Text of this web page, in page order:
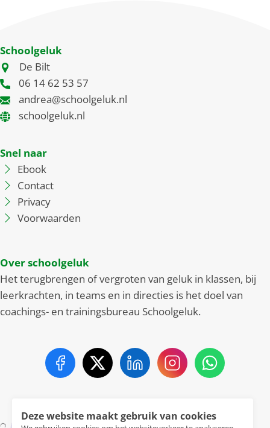
Schoolgeluk
De Bilt
06 14 62 53 57
andrea@schoolgeluk.nl
schoolgeluk.nl
Snel naar
Ebook
Contact
Privacy
Voorwaarden
Over schoolgeluk
Het terugbrengen of vergroten van geluk in klassen, bij
leerkrachten, in teams en in directies is het doel van
coachings- en trainingsbureau Schoolgeluk.
Deze website maakt gebruik van cookies